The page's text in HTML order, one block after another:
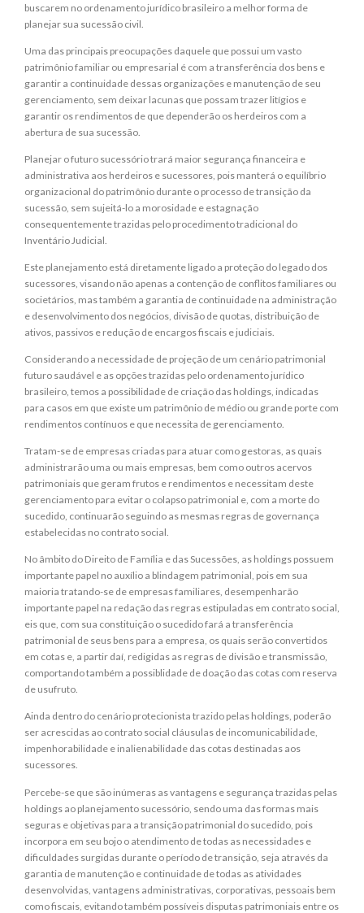
buscarem no ordenamento jurídico brasileiro a melhor forma de
planejar sua sucessão civil.
Uma das principais preocupações daquele que possui um vasto
patrimônio familiar ou empresarial é com a transferência dos bens e
garantir a continuidade dessas organizações e manutenção de seu
gerenciamento, sem deixar lacunas que possam trazer litígios e
garantir os rendimentos de que dependerão os herdeiros com a
abertura de sua sucessão.
Planejar o futuro sucessório trará maior segurança financeira e
administrativa aos herdeiros e sucessores, pois manterá o equilíbrio
organizacional do patrimônio durante o processo de transição da
sucessão, sem sujeitá-lo a morosidade e estagnação
consequentemente trazidas pelo procedimento tradicional do
Inventário Judicial.
Este planejamento está diretamente ligado a proteção do legado dos
sucessores, visando não apenas a contenção de conflitos familiares ou
societários, mas também a garantia de continuidade na administração
e desenvolvimento dos negócios, divisão de quotas, distribuição de
ativos, passivos e redução de encargos fiscais e judiciais.
Considerando a necessidade de projeção de um cenário patrimonial
futuro saudável e as opções trazidas pelo ordenamento jurídico
brasileiro, temos a possibilidade de criação das holdings, indicadas
para casos em que existe um patrimônio de médio ou grande porte com
rendimentos contínuos e que necessita de gerenciamento.
Tratam-se de empresas criadas para atuar como gestoras, as quais
administrarão uma ou mais empresas, bem como outros acervos
patrimoniais que geram frutos e rendimentos e necessitam deste
gerenciamento para evitar o colapso patrimonial e, com a morte do
sucedido, continuarão seguindo as mesmas regras de governança
estabelecidas no contrato social.
No âmbito do Direito de Família e das Sucessões, as holdings possuem
importante papel no auxílio a blindagem patrimonial, pois em sua
maioria tratando-se de empresas familiares, desempenharão
importante papel na redação das regras estipuladas em contrato social,
eis que, com sua constituição o sucedido fará a transferência
patrimonial de seus bens para a empresa, os quais serão convertidos
em cotas e, a partir daí, redigidas as regras de divisão e transmissão,
comportando também a possiblidade de doação das cotas com reserva
de usufruto.
Ainda dentro do cenário protecionista trazido pelas holdings, poderão
ser acrescidas ao contrato social cláusulas de incomunicabilidade,
impenhorabilidade e inalienabilidade das cotas destinadas aos
sucessores.
Percebe-se que são inúmeras as vantagens e segurança trazidas pelas
holdings ao planejamento sucessório, sendo uma das formas mais
seguras e objetivas para a transição patrimonial do sucedido, pois
incorpora em seu bojo o atendimento de todas as necessidades e
dificuldades surgidas durante o período de transição, seja através da
garantia de manutenção e continuidade de todas as atividades
desenvolvidas, vantagens administrativas, corporativas, pessoais bem
como fiscais, evitando também possíveis disputas patrimoniais entre os